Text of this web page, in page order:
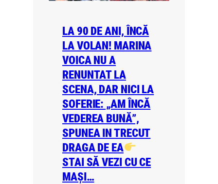
LA 90 DE ANI, ÎNCĂ
LA VOLAN! MARINA
VOICA NU A
RENUNTAT LA
SCENA, DAR NICI LA
SOFERIE: „AM ÎNCĂ
VEDEREA BUNĂ”,
SPUNEA IN TRECUT
DRAGA DE EA
STAI SĂ VEZI CU CE
MAȘI…